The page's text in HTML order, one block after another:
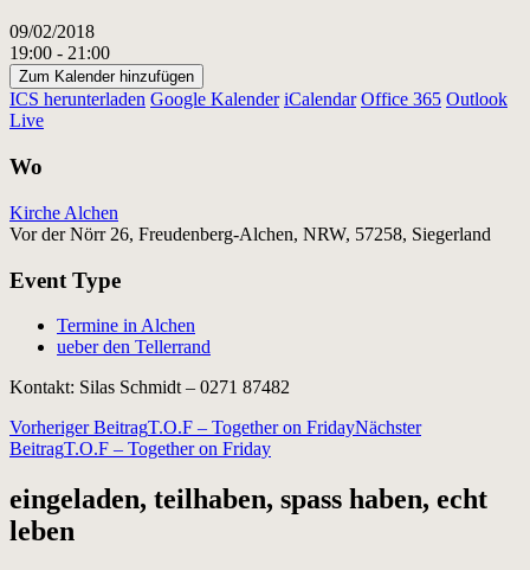
09/02/2018
19:00 - 21:00
Zum Kalender hinzufügen
ICS herunterladen Google Kalender iCalendar Office 365 Outlook
Live
Wo
Kirche Alchen
Vor der Nörr 26, Freudenberg-Alchen, NRW, 57258, Siegerland
Event Type
Termine in Alchen
ueber den Tellerrand
Kontakt: Silas Schmidt – 0271 87482
Beitragsnavigation
Vorheriger BeitragT.O.F – Together on FridayNächster
BeitragT.O.F – Together on Friday
eingeladen, teilhaben, spass haben, echt
leben